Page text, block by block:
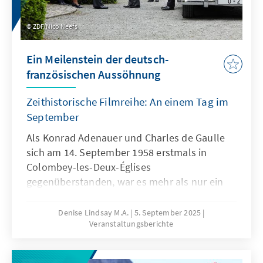
ZDF/Nico Neefs
Ein Meilenstein der deutsch-
französischen Aussöhnung
Zeithistorische Filmreihe: An einem Tag im
September
Als Konrad Adenauer und Charles de Gaulle
sich am 14. September 1958 erstmals in
Colombey-les-Deux-Églises
gegenüberstanden, war es mehr als nur ein
historischer Moment, der zu einem
Meilenstein auf dem Weg der deutsch-
europäischen Einigung wurde. Im Rahmen der
Denise Lindsay M.A. 5. September 2025
Veranstaltungsberichte